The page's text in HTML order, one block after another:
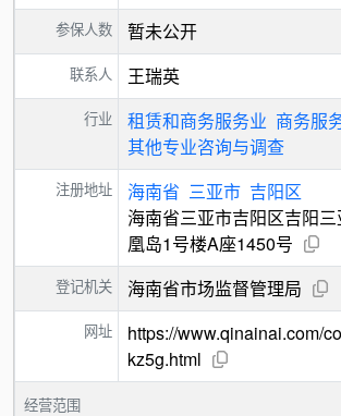
参保人数 暂未公开
联系人 王瑞英
行业 租赁和商务服务业 商务服
其他专业咨询与调查
注册地址 海南省 三亚市 吉阳区
海南省三亚市吉阳区吉阳
凰岛1号楼A座1450号
登记机关 海南省市场监督管理局
网址
https://www.qinainai.com/
kz5g.html
经营范围